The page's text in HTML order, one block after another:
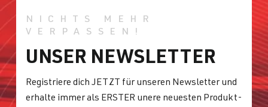
NICHTS MEHR
VERPASSEN!
UNSER NEWSLETTER
Registriere dich JETZT für unseren Newsletter und
erhalte immer als ERSTER unere neuesten Produkt-